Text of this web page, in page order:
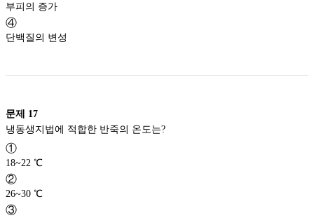
부피의 증가
④
단백질의 변성
문제 17
냉동생지법에 적합한 반죽의 온도는?
①
18~22 ℃
②
26~30 ℃
③